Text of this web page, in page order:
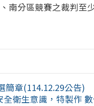
南分區競賽之裁判至
簡章(114.12.29公告)
衛生意識，特製作